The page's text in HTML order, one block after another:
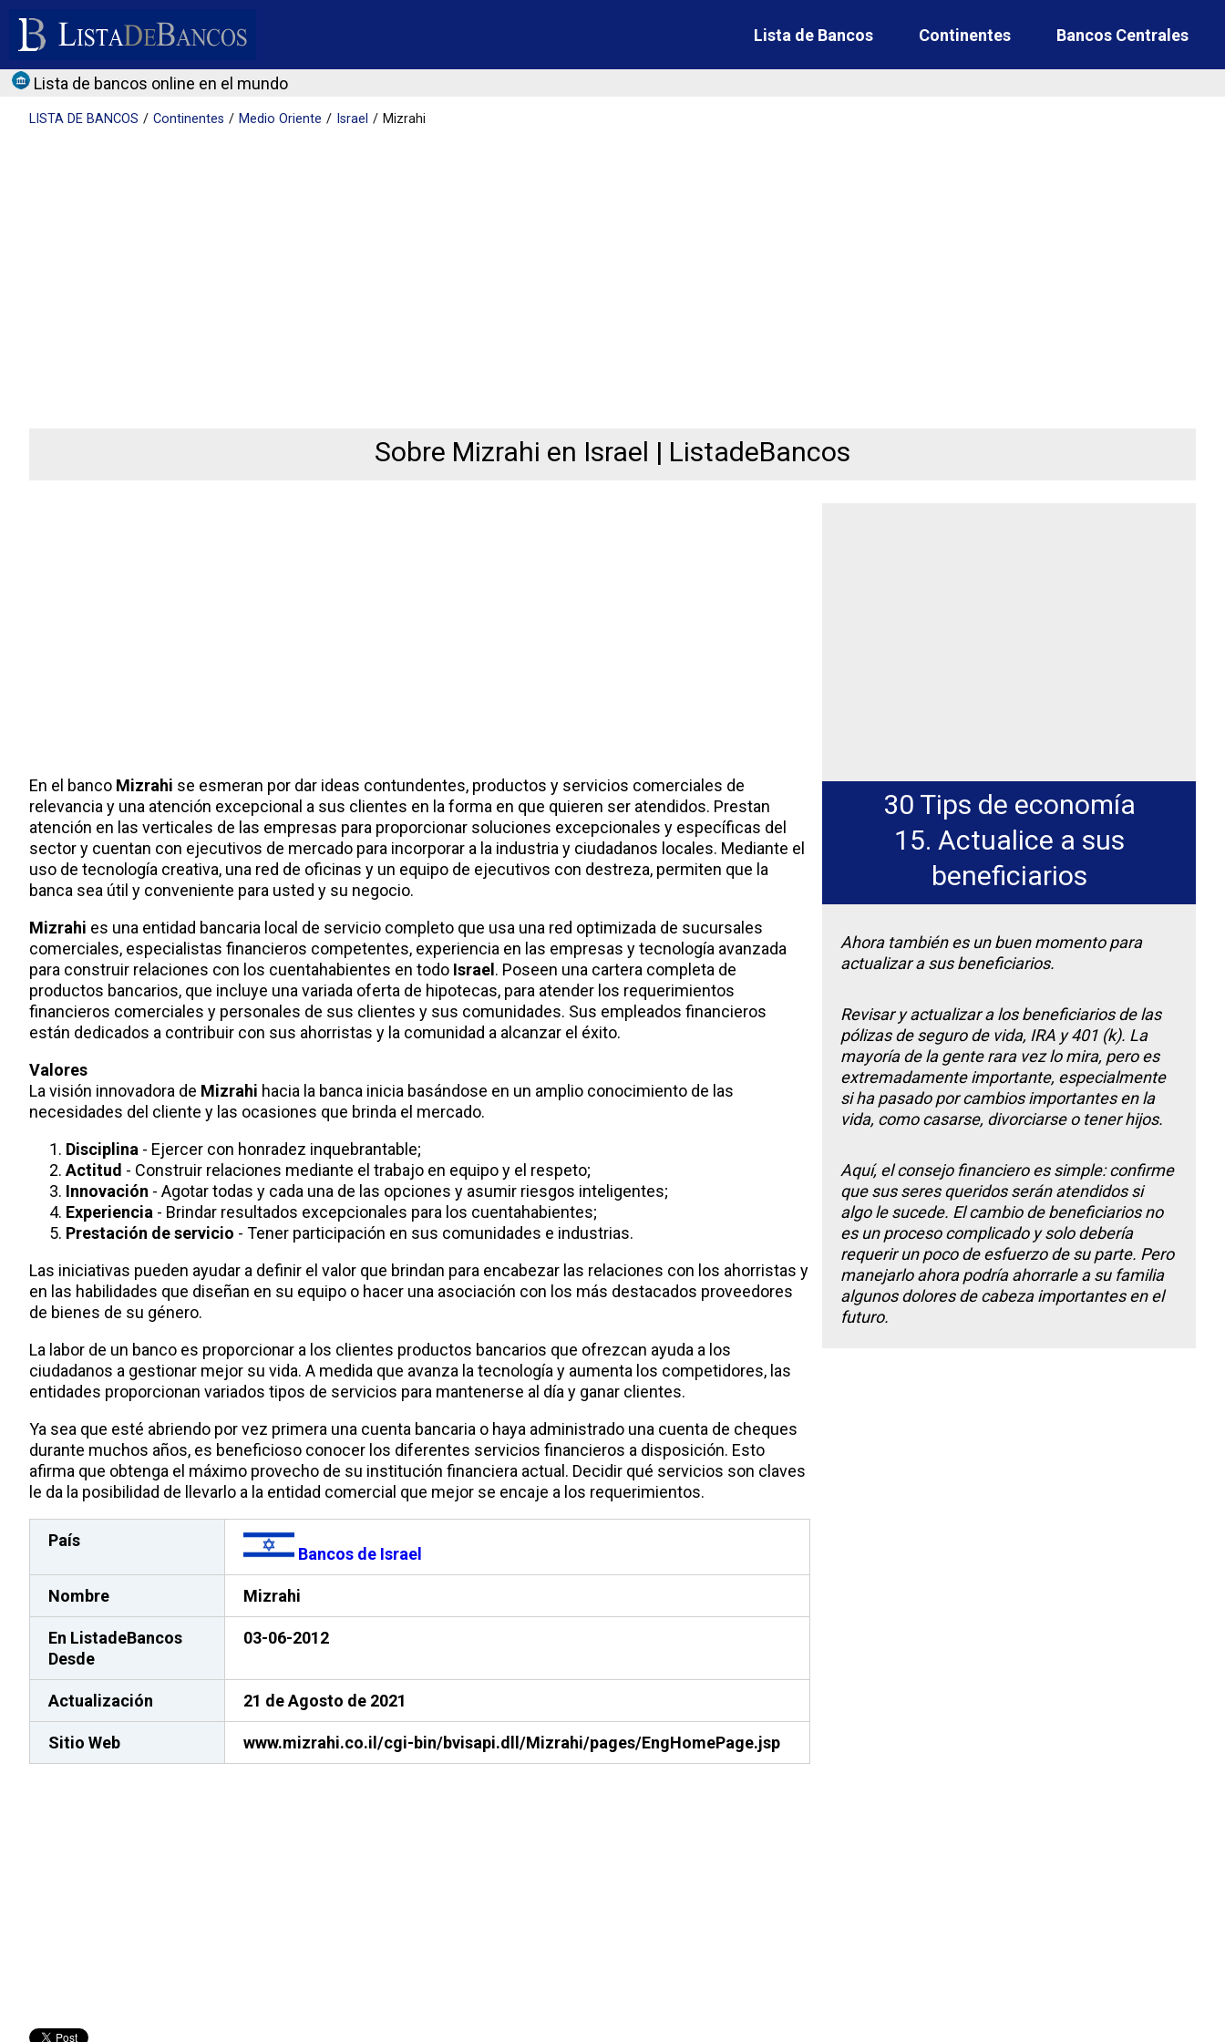
Lista de bancos online en el mundo
Lista de Bancos Continentes Bancos Centrales
LISTA DE BANCOS Continentes Medio Oriente Israel Mizrahi
Sobre Mizrahi en Israel | ListadeBancos
En el banco Mizrahi se esmeran por dar ideas contundentes, productos y servicios comerciales de
relevancia y una atención excepcional a sus clientes en la forma en que quieren ser atendidos. Prestan
atención en las verticales de las empresas para proporcionar soluciones excepcionales y específicas del
sector y cuentan con ejecutivos de mercado para incorporar a la industria y ciudadanos locales. Mediante el
uso de tecnología creativa, una red de oficinas y un equipo de ejecutivos con destreza, permiten que la
banca sea útil y conveniente para usted y su negocio.
Mizrahi es una entidad bancaria local de servicio completo que usa una red optimizada de sucursales
comerciales, especialistas financieros competentes, experiencia en las empresas y tecnología avanzada
para construir relaciones con los cuentahabientes en todo Israel . Poseen una cartera completa de
productos bancarios, que incluye una variada oferta de hipotecas, para atender los requerimientos
financieros comerciales y personales de sus clientes y sus comunidades. Sus empleados financieros
están dedicados a contribuir con sus ahorristas y la comunidad a alcanzar el éxito.
Valores
La visión innovadora de Mizrahi hacia la banca inicia basándose en un amplio conocimiento de las
necesidades del cliente y las ocasiones que brinda el mercado.
Disciplina - Ejercer con honradez inquebrantable;
Actitud - Construir relaciones mediante el trabajo en equipo y el respeto;
Innovación - Agotar todas y cada una de las opciones y asumir riesgos inteligentes;
Experiencia - Brindar resultados excepcionales para los cuentahabientes;
Prestación de servicio - Tener participación en sus comunidades e industrias.
Las iniciativas pueden ayudar a definir el valor que brindan para encabezar las relaciones con los ahorristas y
en las habilidades que diseñan en su equipo o hacer una asociación con los más destacados proveedores
de bienes de su género.
La labor de un banco es proporcionar a los clientes productos bancarios que ofrezcan ayuda a los
ciudadanos a gestionar mejor su vida. A medida que avanza la tecnología y aumenta los competidores, las
entidades proporcionan variados tipos de servicios para mantenerse al día y ganar clientes.
Ya sea que esté abriendo por vez primera una cuenta bancaria o haya administrado una cuenta de cheques
durante muchos años, es beneficioso conocer los diferentes servicios financieros a disposición. Esto
afirma que obtenga el máximo provecho de su institución financiera actual. Decidir qué servicios son claves
le da la posibilidad de llevarlo a la entidad comercial que mejor se encaje a los requerimientos.
País
Bancos de Israel
Nombre Mizrahi
En ListadeBancos
Desde
03-06-2012
Actualización 21 de Agosto de 2021
Sitio Web www.mizrahi.co.il/cgi-bin/bvisapi.dll/Mizrahi/pages/EngHomePage.jsp
30 Tips de economía
15. Actualice a sus
beneficiarios
Ahora también es un buen momento para
actualizar a sus beneficiarios.
Revisar y actualizar a los beneficiarios de las
pólizas de seguro de vida, IRA y 401 (k). La
mayoría de la gente rara vez lo mira, pero es
extremadamente importante, especialmente
si ha pasado por cambios importantes en la
vida, como casarse, divorciarse o tener hijos.
Aquí, el consejo financiero es simple: confirme
que sus seres queridos serán atendidos si
algo le sucede. El cambio de beneficiarios no
es un proceso complicado y solo debería
requerir un poco de esfuerzo de su parte. Pero
manejarlo ahora podría ahorrarle a su familia
algunos dolores de cabeza importantes en el
futuro.